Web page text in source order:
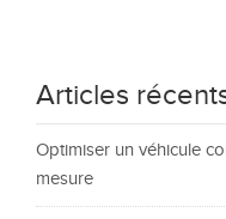
Articles
Optimiser un véhicule
mesure